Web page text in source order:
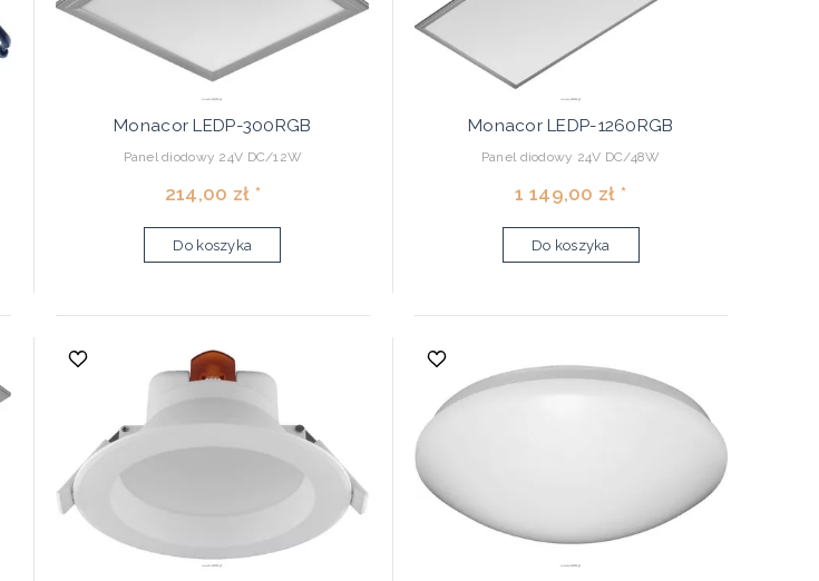
Monacor LEDP-300RGB
Panel diodowy 24V DC/12W
214,00 zł *
Do koszyka
Monacor LEDP-1260RGB
Panel diodowy 24V DC/48W
1 149,00 zł *
Do koszyka